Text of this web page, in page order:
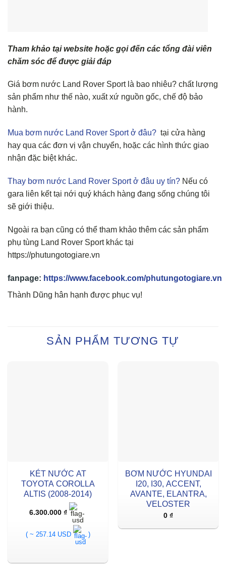
Tham khảo tại website hoặc gọi đến các tổng đài viên
chăm sóc để được giải đáp
Giá bơm nước Land Rover Sport là bao nhiêu? chất lượng
sản phẩm như thế nào, xuất xứ nguồn gốc, chế độ bảo
hành.
Mua bơm nước Land Rover Sport ở đâu? tại cửa hàng
hay qua các đơn vị vận chuyển, hoặc các hình thức giao
nhận đặc biệt khác.
Thay bơm nước Land Rover Sport ở đâu uy tín? Nếu có
gara liên kết tại nới quý khách hàng đang sống chúng tôi
sẽ giới thiệu.
Ngoài ra bạn cũng có thể tham khảo thêm các sản phẩm
phụ tùng Land Rover Sport khác tại
https://phutungotogiare.vn
fanpage: https://www.facebook.com/phutungotogiare.vn
Thành Dũng hân hạnh được phục vụ!
SẢN PHẨM TƯƠNG TỰ
KÉT NƯỚC AT
TOYOTA COROLLA
ALTIS (2008-2014)
6.300.000 ₫
( ~ 257.14 USD )
BƠM NƯỚC HYUNDAI
I20, I30, ACCENT,
AVANTE, ELANTRA,
VELOSTER
0 ₫